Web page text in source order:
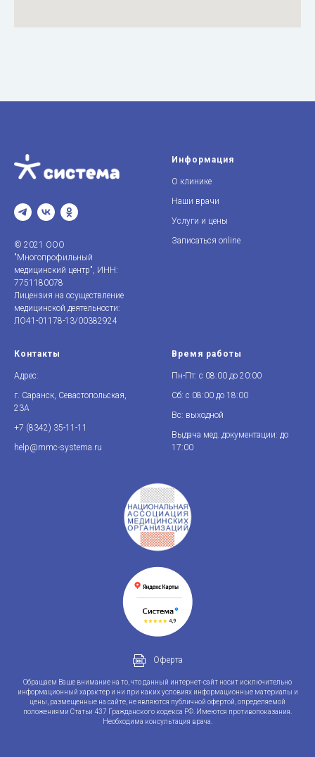
© 2021 ООО
"Многопрофильный
медицинский центр", ИНН:
7751180078
Лицензия на осуществление
медицинской деятельности:
ЛО41-01178-13/00382924
Информация
О клинике
Наши врачи
Услуги и цены
Записаться online
Контакты
Адрес:
г. Саранск, Севастопольская,
23А
+7 (8342) 35-11-11
help@mmc-systema.ru
Время работы
Пн-Пт: с 08:00 до 20:00
Сб: с 08:00 до 18:00
Вс: выходной
Выдача мед. документации: до
17:00
Оферта
Обращаем Ваше внимание на то, что данный интернет-сайт носит исключительно
информационный характер и ни при каких условиях информационные материалы и
цены, размещенные на сайте, не являются публичной офертой, определяемой
положениями Статьи 437 Гражданского кодекса РФ. Имеются противопоказания.
Необходима консультация врача.